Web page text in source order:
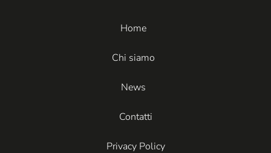
Home
Chi siamo
News
Contatti
Privacy Policy